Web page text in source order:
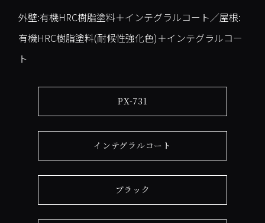
外壁:有機HRC樹脂塗料＋インテグラルコート／屋根:
有機HRC樹脂塗料(耐候性強化色)＋インテグラルコー
ト
PX-731
インテグラルコート
ブラック